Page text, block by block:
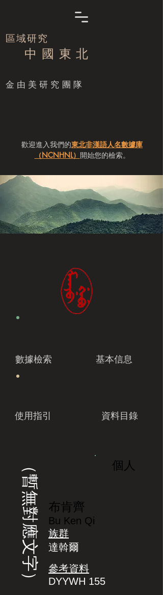
區域研究
中 國 東 北
​金由美研究團隊
歡迎進入我們的東北非漢語人名數據庫
（NCNHNL） 開始您的檢索。
數據檢索 基本信息
使用指引 資料目錄
（暫無對應文字） 個人
布肯齊
Bu Ken Qi
族群
達斡爾
參考資料
DYYWH 155